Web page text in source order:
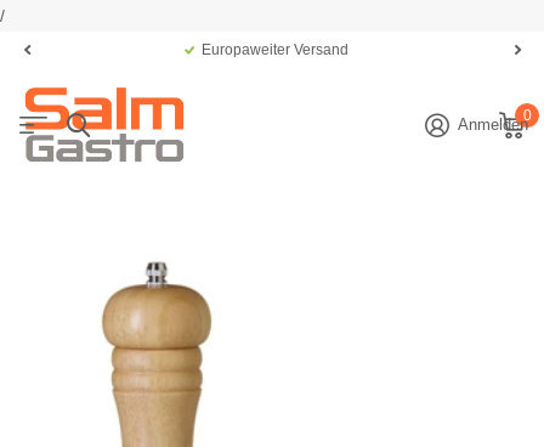
/
Europaweiter Versand
Anmelden0